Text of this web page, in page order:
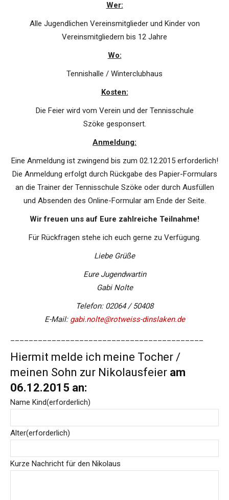
Wer:
Alle Jugendlichen Vereinsmitglieder und Kinder von
Vereinsmitgliedern bis 12 Jahre
Wo:
Tennishalle / Winterclubhaus
Kosten:
Die Feier wird vom Verein und der Tennisschule
Szöke gesponsert.
Anmeldung:
Eine Anmeldung ist zwingend bis zum 02.12.2015 erforderlich!
Die Anmeldung erfolgt durch Rückgabe des Papier-Formulars
an die Trainer der Tennisschule Szöke oder durch Ausfüllen
und Absenden des Online-Formular am Ende der Seite.
Wir freuen uns auf Eure zahlreiche Teilnahme!
Für Rückfragen stehe ich euch gerne zu Verfügung.
Liebe Grüße
Eure Jugendwartin
Gabi Nolte
Telefon: 02064 / 50408
E-Mail: gabi.nolte@rotweiss-dinslaken.de
Hiermit melde ich meine Tocher /
meinen Sohn zur Nikolausfeier am
06.12.2015 an:
Name Kind(erforderlich)
Alter(erforderlich)
Kurze Nachricht für den Nikolaus